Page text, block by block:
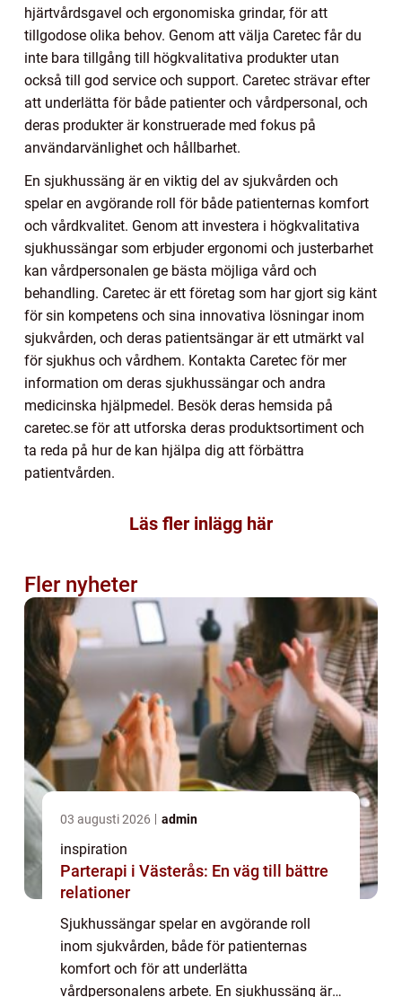
hjärtvårdsgavel och ergonomiska grindar, för att
tillgodose olika behov. Genom att välja Caretec får du
inte bara tillgång till högkvalitativa produkter utan
också till god service och support. Caretec strävar efter
att underlätta för både patienter och vårdpersonal, och
deras produkter är konstruerade med fokus på
användarvänlighet och hållbarhet.
En sjukhussäng är en viktig del av sjukvården och
spelar en avgörande roll för både patienternas komfort
och vårdkvalitet. Genom att investera i högkvalitativa
sjukhussängar som erbjuder ergonomi och justerbarhet
kan vårdpersonalen ge bästa möjliga vård och
behandling. Caretec är ett företag som har gjort sig känt
för sin kompetens och sina innovativa lösningar inom
sjukvården, och deras patientsängar är ett utmärkt val
för sjukhus och vårdhem. Kontakta Caretec för mer
information om deras sjukhussängar och andra
medicinska hjälpmedel. Besök deras hemsida på
caretec.se för att utforska deras produktsortiment och
ta reda på hur de kan hjälpa dig att förbättra
patientvården.
Läs fler inlägg här
Fler nyheter
03 augusti 2026 admin
inspiration
Parterapi i Västerås: En väg till bättre
relationer
Sjukhussängar spelar en avgörande roll
inom sjukvården, både för patienternas
komfort och för att underlätta
vårdpersonalens arbete. En sjukhussäng är